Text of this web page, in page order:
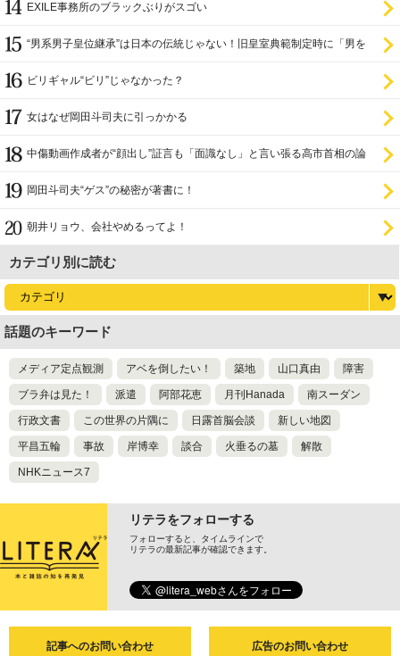
EXILE事務所のブラックぶりがスゴい
“男系男子皇位継承”は日本の伝統じゃない！旧皇室典範制定時に「男を
ビリギャル“ビリ”じゃなかった？
女はなぜ岡田斗司夫に引っかかる
中傷動画作成者が“顔出し”証言も「面識なし」と言い張る高市首相の論
岡田斗司夫“ゲス”の秘密が著書に！
朝井リョウ、会社やめるってよ！
カテゴリ別に読む
話題のキーワード
メディア定点観測 アベを倒したい！ 築地 山口真由 障害
ブラ弁は見た！ 派遣 阿部花恵 月刊Hanada 南スーダン
行政文書 この世界の片隅に 日露首脳会談 新しい地図
平昌五輪 事故 岸博幸 談合 火垂るの墓 解散
NHKニュース7
リテラをフォローする
フォローすると、タイムラインで
リテラの最新記事が確認できます。
記事へのお問い合わせ 広告のお問い合わせ